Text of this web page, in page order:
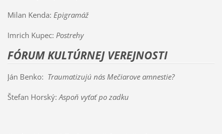
Milan Kenda: Epigramáž
Imrich Kupec: Postrehy
FÓRUM KULTÚRNEJ VEREJNOSTI
Ján Benko: Traumatizujú nás Mečiarove amnestie?
Štefan Horský: Aspoň vyťať po zadku